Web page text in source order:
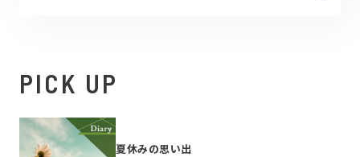
PICK UP
夏休みの思い出